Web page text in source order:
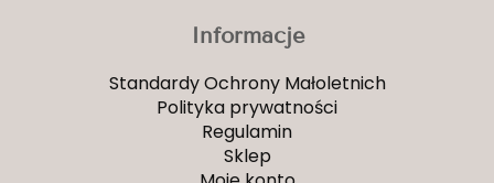
Informacje
Standardy Ochrony Małoletnich
Polityka prywatności
Regulamin
Sklep